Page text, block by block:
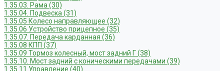
1.35.03. Рама (30)
1.35.04. Подвеска (31)
1.35.05 Колесо направляющее (32)
1.35.06 Устройство прицепное (35)
1.35.07. Передача карданная (36)
1.35.08 КПП (37)
1.35.09 Тормоз колесный, мост задний Г (38)
1.35.10. Мост задний с коническими передачами (39)
1.35.11 Управление (40)